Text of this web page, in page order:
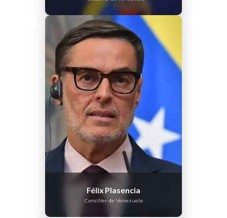
Félix Plasencia
Canciller de Venezuela